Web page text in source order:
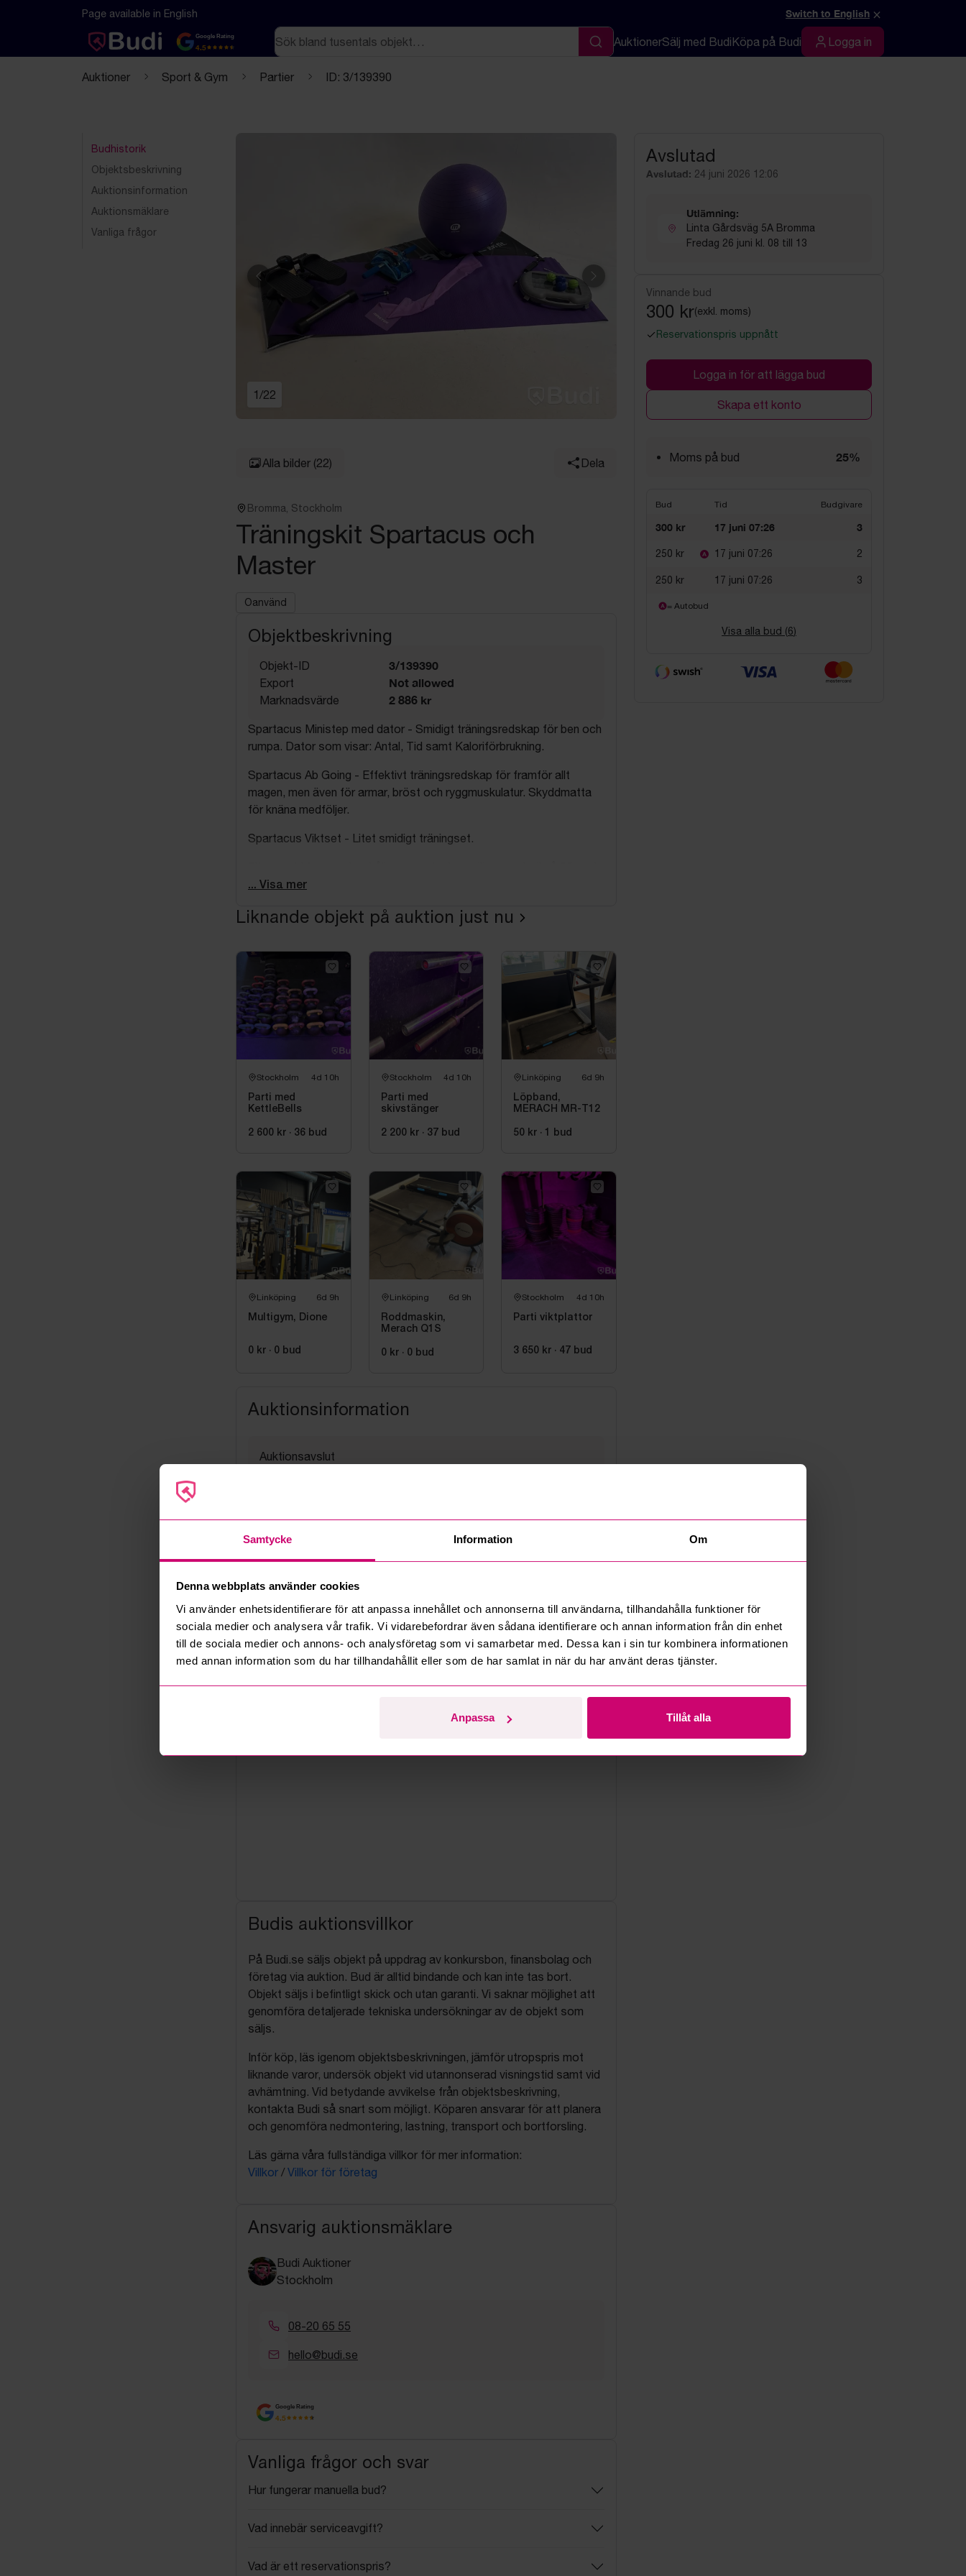
Samtycke Information Om
Denna webbplats använder cookies
Vi använder enhetsidentifierare för att anpassa innehållet och annonserna till användarna, tillhandahålla funktioner för
sociala medier och analysera vår trafik. Vi vidarebefordrar även sådana identifierare och annan information från din enhet
till de sociala medier och annons- och analysföretag som vi samarbetar med. Dessa kan i sin tur kombinera informationen
med annan information som du har tillhandahållit eller som de har samlat in när du har använt deras tjänster.
Anpassa Tillåt alla
Hoppa till innehåll
Textbaserad (markdown) version av denna sida
Page available in English Switch to English ×
Google Rating
4.5
Sök
Sök
AuktionerSälj med BudiKöpa på Budi Logga in
Logga in
Auktioner Sport & Gym Partier ID: 3/139390
Budhistorik
Objektsbeskrivning
Auktionsinformation
Auktionsmäklare
Vanliga frågor
Föregående Nästa
1 /22
Alla bilder (22) Dela
Bromma, Stockholm
Träningskit Spartacus och
Master
Oanvänd
Objektbeskrivning
Objekt-ID 3/139390
Export Not allowed
Marknadsvärde 2 886 kr
Spartacus Ministep med dator - Smidigt träningsredskap för ben och
rumpa. Dator som visar: Antal, Tid samt Kaloriförbrukning.
Spartacus Ab Going - Effektivt träningsredskap för framför allt
magen, men även för armar, bröst och ryggmuskulatur. Skyddmatta
för knäna medföljer.
Spartacus Viktset - Litet smidigt träningset.
diameter, handpump, träningsmatta 173x61 cm som är 3 mm tjock,
Spartacus Träningsmatta - Mjuk matta anpassad för fristående
träningsprogram med tips om hur man bäst tränar hemma.
Produkterna kan ha skadat emballage.
... Visa mer
Liknande objekt på auktion just nu
Stockholm 4d 10h
Parti med
KettleBells
2 600 kr · 36 bud
Stockholm 4d 10h
Parti med
skivstänger
2 200 kr · 37 bud
Linköping 6d 9h
Löpband,
MERACH MR-T12
50 kr · 1 bud
Linköping 6d 9h
Multigym, Dione
0 kr · 0 bud
Linköping 6d 9h
Roddmaskin,
Merach Q1S
0 kr · 0 bud
Stockholm 4d 10h
Parti viktplattor
3 650 kr · 47 bud
Auktionsinformation
Auktionsavslut
Fredag 26 juni kl. 08 till 13
Adress
Export
Not allowed
Säljare
Företag
Budis auktionsvillkor
På Budi.se säljs objekt på uppdrag av konkursbon, finansbolag och
företag via auktion. Bud är alltid bindande och kan inte tas bort.
Objekt säljs i befintligt skick och utan garanti. Vi saknar möjlighet att
genomföra detaljerade tekniska undersökningar av de objekt som
säljs.
Inför köp, läs igenom objektsbeskrivningen, jämför utropspris mot
liknande varor, undersök objekt vid utannonserad visningstid samt vid
avhämtning. Vid betydande avvikelse från objektsbeskrivning,
kontakta Budi så snart som möjligt. Köparen ansvarar för att planera
och genomföra nedmontering, lastning, transport och bortforsling.
Läs gärna våra fullständiga villkor för mer information:
Villkor / Villkor för företag
Ansvarig auktionsmäklare
Budi Auktioner
Stockholm
08-20 65 55
hello@budi.se
Google Rating
4.5
Vanliga frågor och svar
Hur fungerar manuella bud?
Vad innebär serviceavgift?
Vad är ett reservationspris?
Avslutad
Avslutad: 24 juni 2026 12:06
Utlämning:
Linta Gårdsväg 5A Bromma
Fredag 26 juni kl. 08 till 13
Vinnande bud
300 kr(exkl. moms)
Reservationspris uppnått
Logga in för att lägga bud
Skapa ett konto
Moms på bud 25%
Bud Tid Budgivare
300 kr 17 juni 07:26 3
250 kr 17 juni 07:26 2
250 kr 17 juni 07:26 3
= Autobud
Visa alla bud (6)